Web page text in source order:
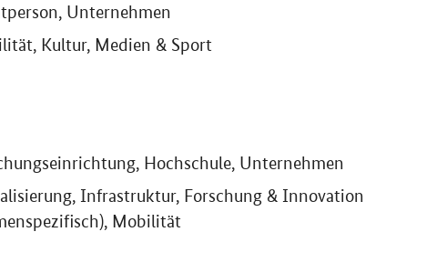
Unternehmen
Kultur, Medien & Sport
Hochschule, Unternehmen
Infrastruktur, Forschung & Innovation
Mobilität